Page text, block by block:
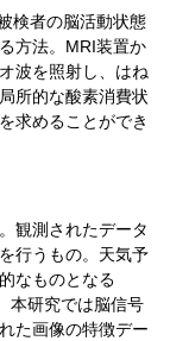
検者の脳活動状態
方法。MRI装置か
波を照射し、はね
所的な酸素消費状
求めることができ
観測されたデータ
行うもの。天気予
なものとなる
本研究では脳信号
た画像の特徴デー